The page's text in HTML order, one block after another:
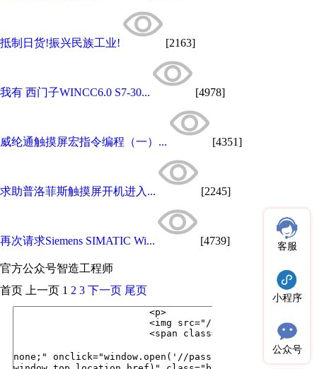
抵制日货!振兴民族工业! [2163]
我有 西门子WINCC6.0 S7-30... [4978]
威纶通触摸屏宏指令编程（一）... [4351]
求助普洛菲斯触摸屏开机进入... [2245]
再次请求Siemens SIMATIC Wi... [4739]
官方公众号智造工程师
客服
小程序
公众号
首页 上一页 1 2 3 下一页 尾页